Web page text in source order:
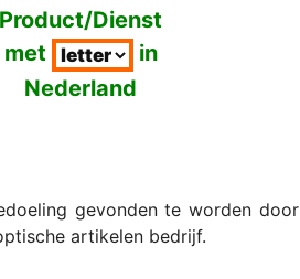
Product/Dienst
met
in
Nederland
gevonden te worden door
artikelen bedrijf.